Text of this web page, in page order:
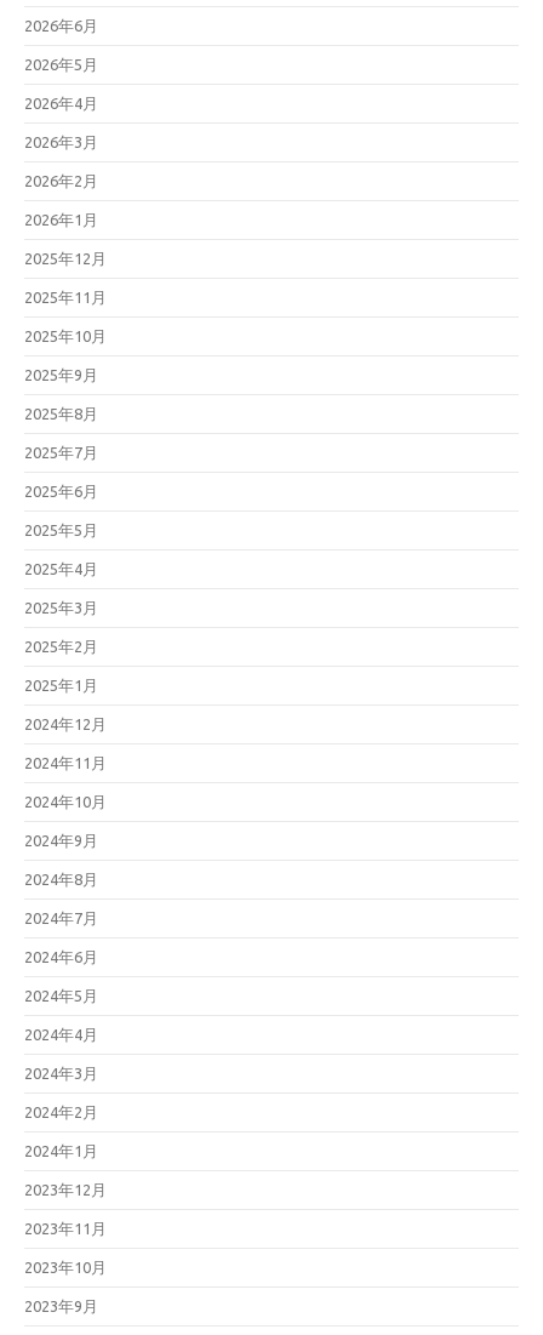
2026年6月
2026年5月
2026年4月
2026年3月
2026年2月
2026年1月
2025年12月
2025年11月
2025年10月
2025年9月
2025年8月
2025年7月
2025年6月
2025年5月
2025年4月
2025年3月
2025年2月
2025年1月
2024年12月
2024年11月
2024年10月
2024年9月
2024年8月
2024年7月
2024年6月
2024年5月
2024年4月
2024年3月
2024年2月
2024年1月
2023年12月
2023年11月
2023年10月
2023年9月